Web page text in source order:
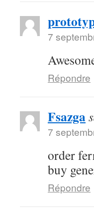
7
Répondre
Fsazga
7
order
buy
Répondre